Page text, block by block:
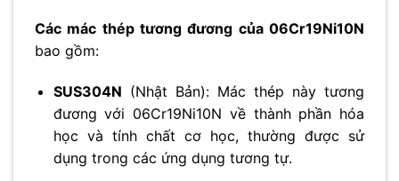
Các mác thép tương đương của 06Cr19Ni10N
bao gồm:
SUS304N (Nhật Bản): Mác thép này tương
đương với 06Cr19Ni10N về thành phần hóa
học và tính chất cơ học, thường được sử
dụng trong các ứng dụng tương tự.